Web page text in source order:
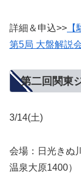
詳細＆申込>>
第5局 大盤解説
第二回関東
3/14(土)
会場：日光きぬ
温泉大原1400）